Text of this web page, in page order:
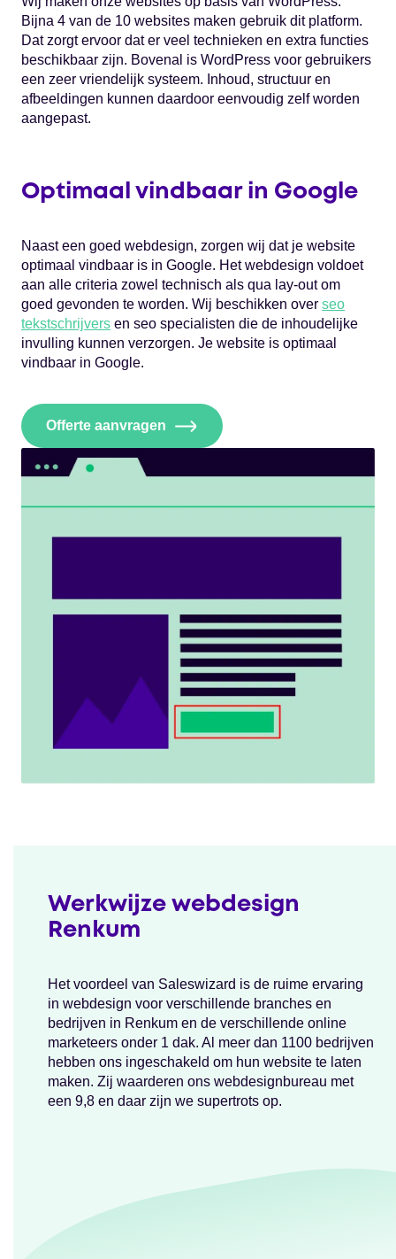
Bijna 4 van de 10 websites maken gebruik dit platform.
Dat zorgt ervoor dat er veel technieken en extra functies
beschikbaar zijn. Bovenal is WordPress voor gebruikers
een zeer vriendelijk systeem. Inhoud, structuur en
afbeeldingen kunnen daardoor eenvoudig zelf worden
aangepast.
Optimaal vindbaar in Google
Naast een goed webdesign, zorgen wij dat je website
optimaal vindbaar is in Google. Het webdesign voldoet
aan alle criteria zowel technisch als qua lay-out om
goed gevonden te worden. Wij beschikken over seo
tekstschrijvers en seo specialisten die de inhoudelijke
invulling kunnen verzorgen. Je website is optimaal
vindbaar in Google.
Offerte aanvragen
Werkwijze webdesign
Renkum
Het voordeel van Saleswizard is de ruime ervaring
in webdesign voor verschillende branches en
bedrijven in Renkum en de verschillende online
marketeers onder 1 dak. Al meer dan 1100 bedrijven
hebben ons ingeschakeld om hun website te laten
maken. Zij waarderen ons webdesignbureau met
een 9,8 en daar zijn we supertrots op.